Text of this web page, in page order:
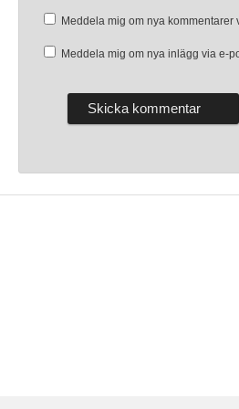
Meddela mig om nya kommentarer
Meddela mig om nya inlägg via e-